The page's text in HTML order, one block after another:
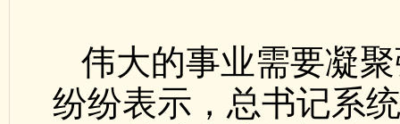
伟大的事业需要凝
纷纷表示，总书记系